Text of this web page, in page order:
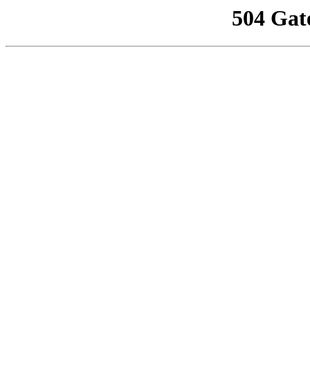
504